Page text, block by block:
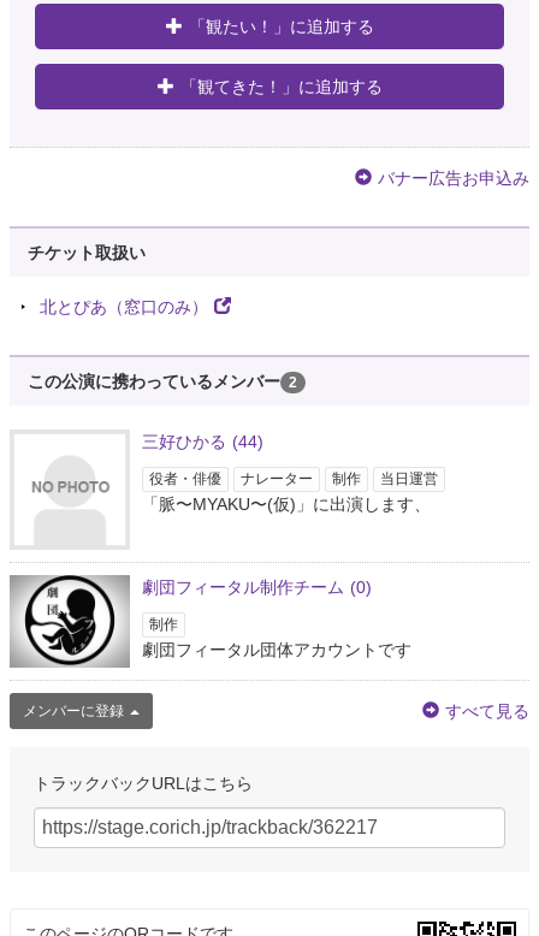
「観たい！」に追加する
「観てきた！」に追加する
バナー広告お申込み
チケット取扱い
北とぴあ（窓口のみ）
この公演に携わっているメンバー 2
三好ひかる (44)
役者・俳優 ナレーター 制作 当日運営
「脈〜MYAKU〜(仮)」に出演します、
劇団フィータル制作チーム (0)
制作
劇団フィータル団体アカウントです
メンバーに登録 すべて見る
トラックバックURLはこちら